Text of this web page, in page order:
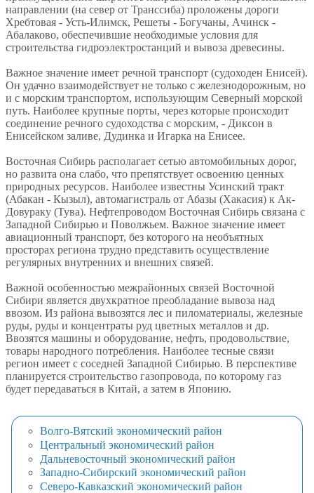
направлении (на север от Транссиба) проложены дороги
Хребтовая - Усть-Илимск, Решеты - Богучаны, Ачинск -
Абалаково, обеспечившие необходимые условия для
строительства гидроэлектростанций и вывоза древесины.
Важное значение имеет речной транспорт (судоходен Енисей).
Он удачно взаимодействует не только с железнодорожным, но
и с морским транспортом, использующим Северный морской
путь. Наиболее крупные порты, через которые происходит
соединение речного судоходства с морским, - Диксон в
Енисейском заливе, Дудинка и Игарка на Енисее.
Восточная Сибирь располагает сетью автомобильных дорог,
но развита она слабо, что препятствует освоению ценных
природных ресурсов. Наиболее известны Усинский тракт
(Абакан - Кызыл), автомагистраль от Абазы (Хакасия) к Ак-
Довураку (Тува). Нефтепроводом Восточная Сибирь связана с
Западной Сибирью и Поволжьем. Важное значение имеет
авиационный транспорт, без которого на необъятных
просторах региона трудно представить осуществление
регулярных внутренних и внешних связей.
Важной особенностью межрайонных связей Восточной
Сибири является двухкратное преобладание вывоза над
ввозом. Из района вывозятся лес и пиломатериалы, железные
руды, руды и концентраты руд цветных металлов и др.
Ввозятся машины и оборудование, нефть, продовольствие,
товары народного потребления. Наиболее тесные связи
регион имеет с соседней Западной Сибирью. В перспективе
планируется строительство газопровода, по которому газ
будет передаваться в Китай, а затем в Японию.
Волго-Вятский экономический район
Центральный экономический район
Дальневосточный экономический район
Западно-Сибирский экономический район
Северо-Кавказский экономический район